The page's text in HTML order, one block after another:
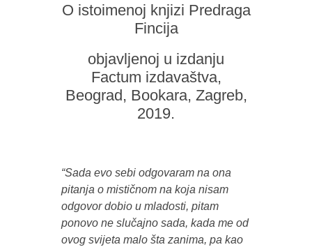
O istoimenoj knjizi Predraga
Fincija
objavljenoj u izdanju
Factum izdavaštva,
Beograd, Bookara, Zagreb,
2019.
“Sada evo sebi odgovaram na ona
pitanja o mističnom na koja nisam
odgovor dobio u mladosti, pitam
ponovo ne slučajno sada, kada me od
ovog svijeta malo šta zanima, pa kao